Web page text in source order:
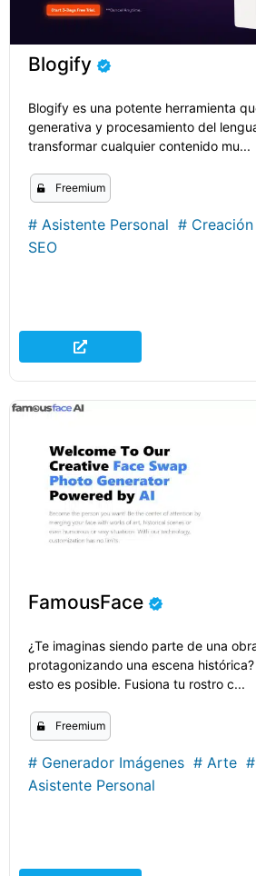
Blogify
Blogify es una potente herramienta
generativa y procesamiento del
transformar cualquier contenido mu...
Freemium
# Asistente Personal #
SEO
FamousFace
¿Te imaginas siendo parte de una
protagonizando una escena
esto es posible. Fusiona tu rostro c...
Freemium
# Generador Imágenes # Arte #
Asistente Personal